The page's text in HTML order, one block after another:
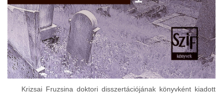
Krizsai Fruzsina doktori disszertációjának könyvként kiadott